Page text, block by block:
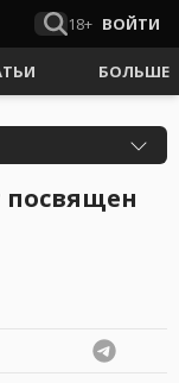
18+ ВОЙТИ
БОЛЬШЕ
посвящен